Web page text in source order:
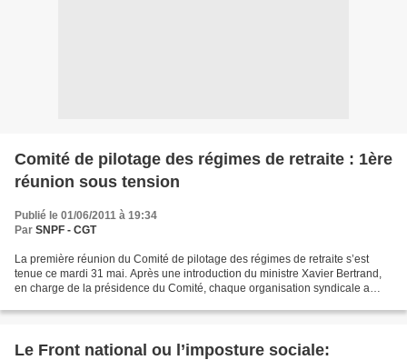
Comité de pilotage des régimes de retraite : 1ère
réunion sous tension
Publié le 01/06/2011 à 19:34
Par SNPF - CGT
La première réunion du Comité de pilotage des régimes de retraite s’est
tenue ce mardi 31 mai. Après une introduction du ministre Xavier Bertrand,
en charge de la présidence du Comité, chaque organisation syndicale a
Le Front national ou l’imposture sociale: